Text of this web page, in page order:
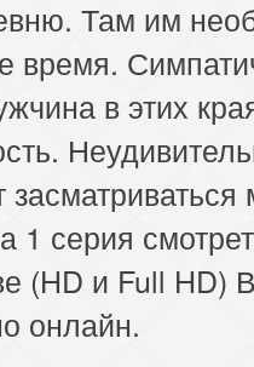
Там им
время.
в этих
1 серия
(HD и Full HD)
онлайн.